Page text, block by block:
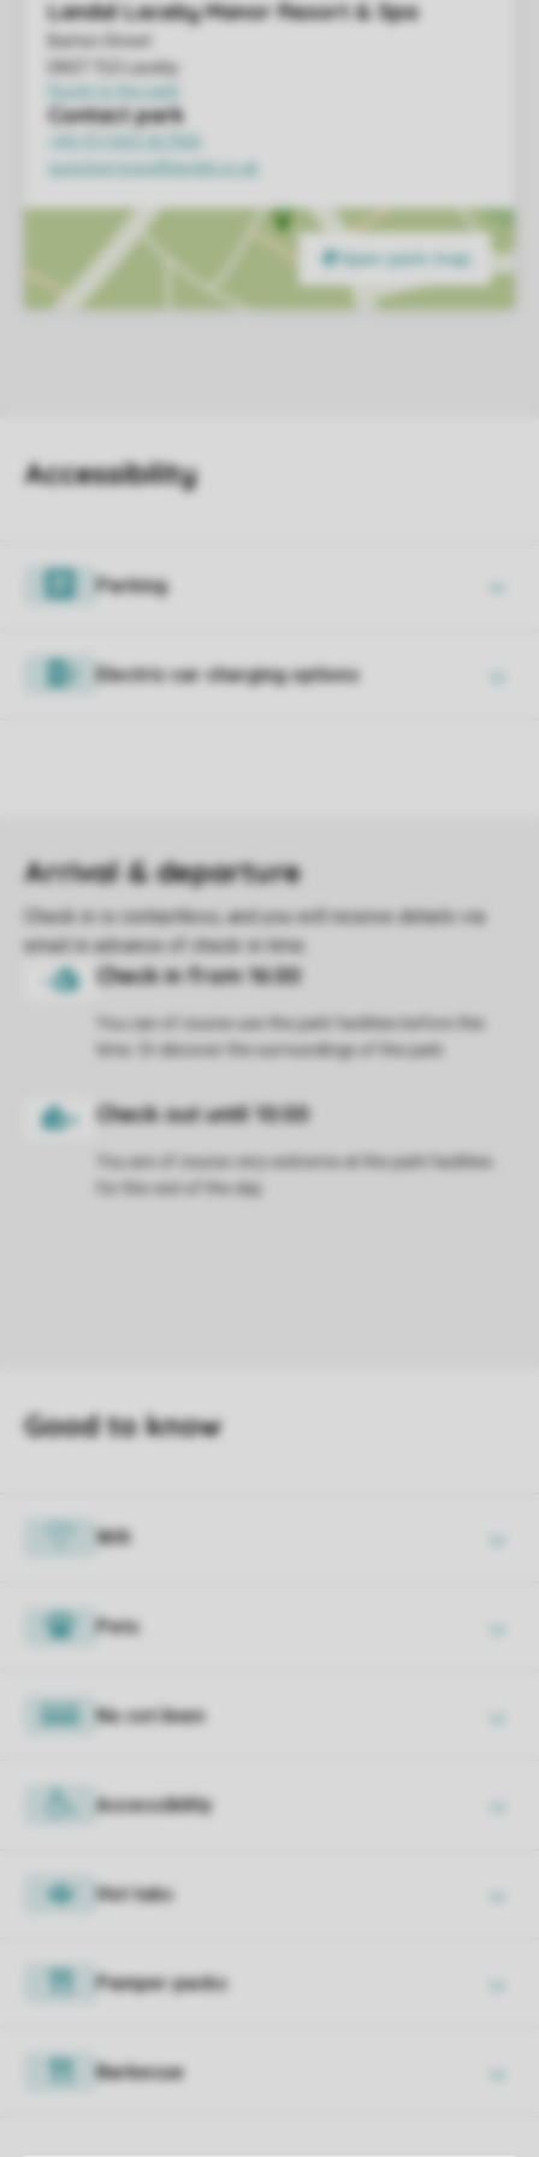
Parking
Electric car charging options
You can of course use the park facilities before this
time. Or discover the surroundings of the park.
You are of course very welcome at the park facilities
for the rest of the day.
Wifi
Pets
No cot linen
Accessibility
Hot tubs
Pamper packs
Barbecue